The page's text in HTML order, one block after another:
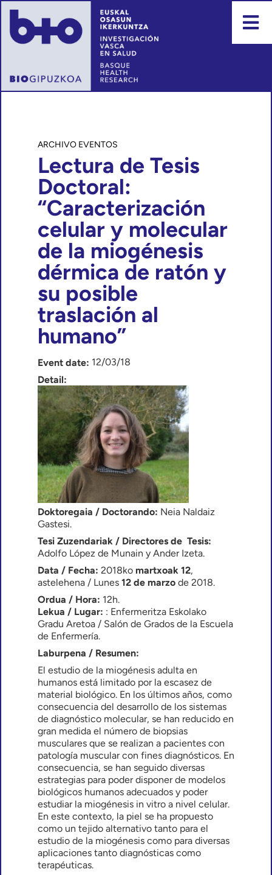
Lectura de Tesis
Doctoral:
“Caracterización
celular y molecular
de la miogénesis
dérmica de ratón y
su posible
traslación al
humano”
Event date: 12/03/18
Detail:
Doktoregaia / Doctorando: Neia Naldaiz
Gastesi.
Tesi Zuzendariak / Directores de Tesis:
Adolfo López de Munain y Ander Izeta.
Data / Fecha: 2018ko martxoak 12,
astelehena / Lunes 12 de marzo de 2018.
Ordua / Hora: 12h.
Lekua / Lugar: : Enfermeritza Eskolako
Gradu Aretoa / Salón de Grados de la Escuela
de Enfermería.
Laburpena / Resumen:
El estudio de la miogénesis adulta en
humanos está limitado por la escasez de
material biológico. En los últimos años, como
consecuencia del desarrollo de los sistemas
de diagnóstico molecular, se han reducido en
gran medida el número de biopsias
musculares que se realizan a pacientes con
patología muscular con fines diagnósticos. En
consecuencia, se han seguido diversas
estrategias para poder disponer de modelos
biológicos humanos adecuados y poder
estudiar la miogénesis in vitro a nivel celular.
En este contexto, la piel se ha propuesto
como un tejido alternativo tanto para el
estudio de la miogénesis como para diversas
aplicaciones tanto diagnósticas como
terapéuticas.